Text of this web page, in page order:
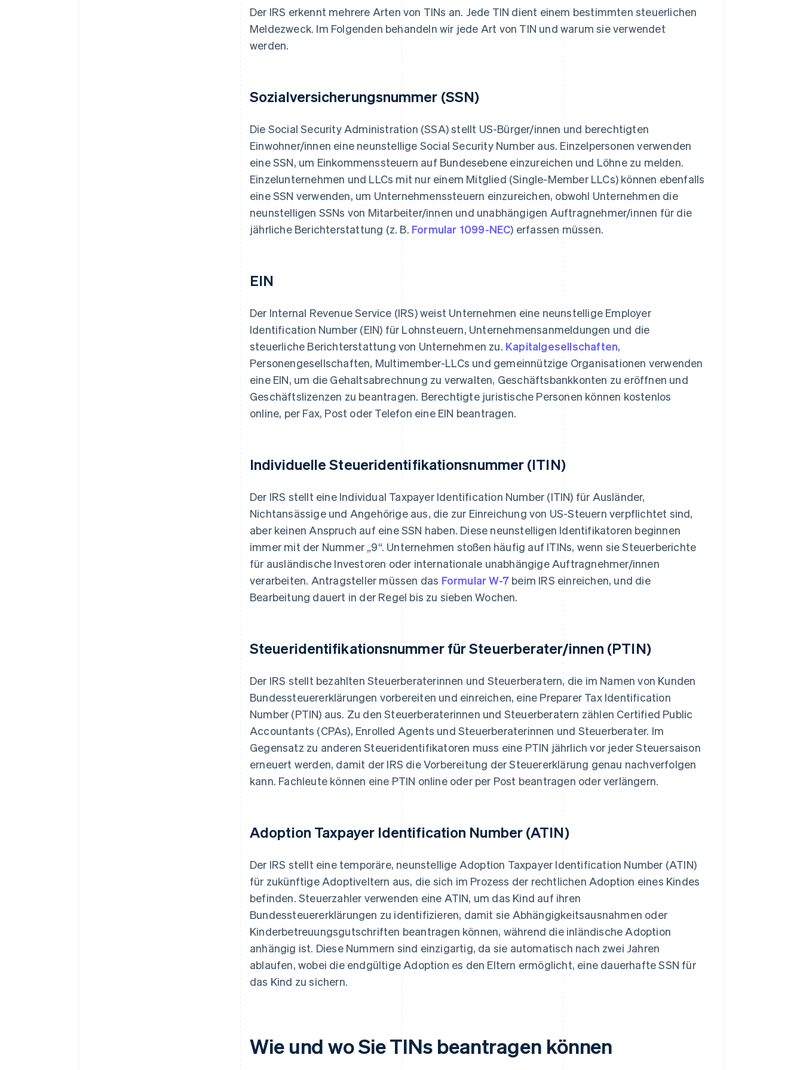
Der IRS erkennt mehrere Arten von TINs an. Jede TIN dient einem bestimmten steuerlichen
Meldezweck. Im Folgenden behandeln wir jede Art von TIN und warum sie verwendet
werden.
Sozialversicherungsnummer (SSN)
Die Social Security Administration (SSA) stellt US-Bürger/innen und berechtigten
Einwohner/innen eine neunstellige Social Security Number aus. Einzelpersonen verwenden
eine SSN, um Einkommenssteuern auf Bundesebene einzureichen und Löhne zu melden.
Einzelunternehmen und LLCs mit nur einem Mitglied (Single-Member LLCs) können ebenfalls
eine SSN verwenden, um Unternehmenssteuern einzureichen, obwohl Unternehmen die
neunstelligen SSNs von Mitarbeiter/innen und unabhängigen Auftragnehmer/innen für die
jährliche Berichterstattung (z. B. Formular 1099-NEC) erfassen müssen.
EIN
Der Internal Revenue Service (IRS) weist Unternehmen eine neunstellige Employer
Identification Number (EIN) für Lohnsteuern, Unternehmensanmeldungen und die
steuerliche Berichterstattung von Unternehmen zu. Kapitalgesellschaften,
Personengesellschaften, Multimember-LLCs und gemeinnützige Organisationen verwenden
eine EIN, um die Gehaltsabrechnung zu verwalten, Geschäftsbankkonten zu eröffnen und
Geschäftslizenzen zu beantragen. Berechtigte juristische Personen können kostenlos
online, per Fax, Post oder Telefon eine EIN beantragen.
Individuelle Steueridentifikationsnummer (ITIN)
Der IRS stellt eine Individual Taxpayer Identification Number (ITIN) für Ausländer,
Nichtansässige und Angehörige aus, die zur Einreichung von US-Steuern verpflichtet sind,
aber keinen Anspruch auf eine SSN haben. Diese neunstelligen Identifikatoren beginnen
immer mit der Nummer „9“. Unternehmen stoßen häufig auf ITINs, wenn sie Steuerberichte
für ausländische Investoren oder internationale unabhängige Auftragnehmer/innen
verarbeiten. Antragsteller müssen das Formular W-7 beim IRS einreichen, und die
Bearbeitung dauert in der Regel bis zu sieben Wochen.
Steueridentifikationsnummer für Steuerberater/innen (PTIN)
Der IRS stellt bezahlten Steuerberaterinnen und Steuerberatern, die im Namen von Kunden
Bundessteuererklärungen vorbereiten und einreichen, eine Preparer Tax Identification
Number (PTIN) aus. Zu den Steuerberaterinnen und Steuerberatern zählen Certified Public
Accountants (CPAs), Enrolled Agents und Steuerberaterinnen und Steuerberater. Im
Gegensatz zu anderen Steueridentifikatoren muss eine PTIN jährlich vor jeder Steuersaison
erneuert werden, damit der IRS die Vorbereitung der Steuererklärung genau nachverfolgen
kann. Fachleute können eine PTIN online oder per Post beantragen oder verlängern.
Adoption Taxpayer Identification Number (ATIN)
Der IRS stellt eine temporäre, neunstellige Adoption Taxpayer Identification Number (ATIN)
für zukünftige Adoptiveltern aus, die sich im Prozess der rechtlichen Adoption eines Kindes
befinden. Steuerzahler verwenden eine ATIN, um das Kind auf ihren
Bundessteuererklärungen zu identifizieren, damit sie Abhängigkeitsausnahmen oder
Kinderbetreuungsgutschriften beantragen können, während die inländische Adoption
anhängig ist. Diese Nummern sind einzigartig, da sie automatisch nach zwei Jahren
ablaufen, wobei die endgültige Adoption es den Eltern ermöglicht, eine dauerhafte SSN für
das Kind zu sichern.
Wie und wo Sie TINs beantragen können